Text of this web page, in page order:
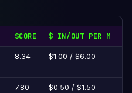
SCORE $ IN/OUT PER M
8.34 $1.00 / $6.00
7.80 $0.50 / $1.50